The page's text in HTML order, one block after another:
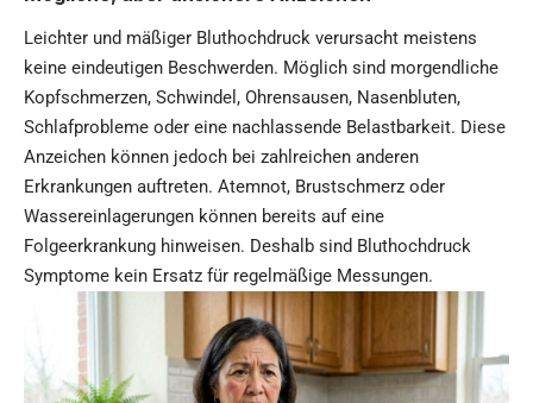
Leichter und mäßiger Bluthochdruck verursacht meistens
keine eindeutigen Beschwerden. Möglich sind morgendliche
Kopfschmerzen, Schwindel, Ohrensausen, Nasenbluten,
Schlafprobleme oder eine nachlassende Belastbarkeit. Diese
Anzeichen können jedoch bei zahlreichen anderen
Erkrankungen auftreten. Atemnot, Brustschmerz oder
Wassereinlagerungen können bereits auf eine
Folgeerkrankung hinweisen. Deshalb sind Bluthochdruck
Symptome kein Ersatz für regelmäßige Messungen.